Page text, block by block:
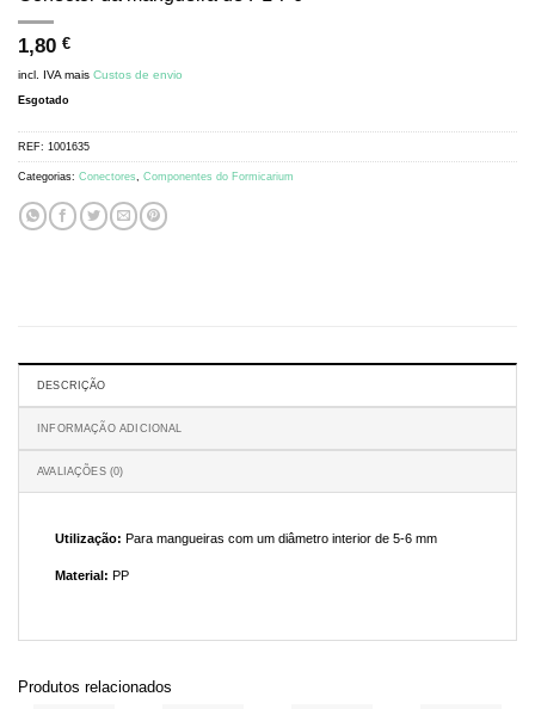
1,80 €
incl. IVA mais Custos de envio
Esgotado
REF: 1001635
Categorias: Conectores, Componentes do Formicarium
DESCRIÇÃO
INFORMAÇÃO ADICIONAL
AVALIAÇÕES (0)
Utilização: Para mangueiras com um diâmetro interior de 5-6 mm
Material: PP
Produtos relacionados